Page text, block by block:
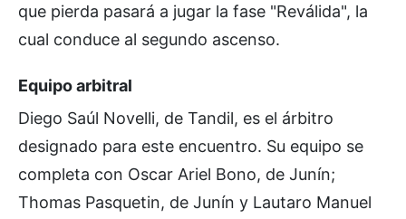
que pierda pasará a jugar la fase "Reválida", la
cual conduce al segundo ascenso.
Equipo arbitral
Diego Saúl Novelli, de Tandil, es el árbitro
designado para este encuentro. Su equipo se
completa con Oscar Ariel Bono, de Junín;
Thomas Pasquetin, de Junín y Lautaro Manuel